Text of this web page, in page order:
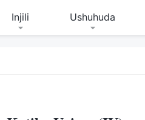
Injili Ushuhuda